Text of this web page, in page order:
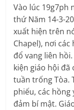
Vào lúc 19g7ph
thứ Năm 14-3-
xuất hiện trên
Chapel), nơi
đổ vang liên
kiện giáo hội đã
tuần trống Tòa.
phiếu, các
đảm bí mật.